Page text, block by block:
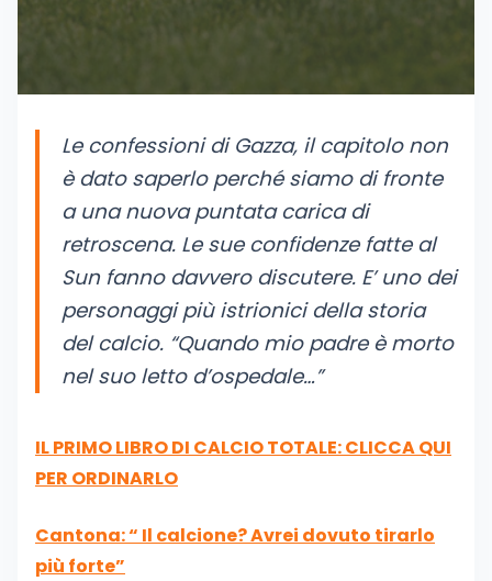
Le confessioni di Gazza, il capitolo non
è dato saperlo perché siamo di fronte
a una nuova puntata carica di
retroscena. Le sue confidenze fatte al
Sun fanno davvero discutere. E’ uno dei
personaggi più istrionici della storia
del calcio. “Quando mio padre è morto
nel suo letto d’ospedale…”
IL PRIMO LIBRO DI CALCIO TOTALE: CLICCA QUI
PER ORDINARLO
Cantona: “ Il calcione? Avrei dovuto tirarlo
più forte”